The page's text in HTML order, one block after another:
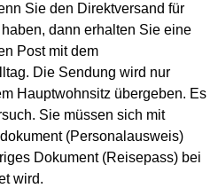
Sie den Direktversand für
dann erhalten Sie eine
Post mit dem
Die Sendung wird nur
Hauptwohnsitz übergeben. Es
Sie müssen sich mit
(Personalausweis)
Dokument (Reisepass) bei
wird.